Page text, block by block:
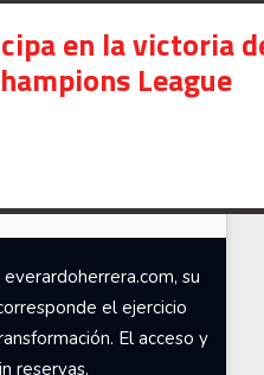
en la victoria
League
su
el ejercicio
El acceso y
reservas.